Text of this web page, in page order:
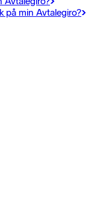
på min Avtalegiro?